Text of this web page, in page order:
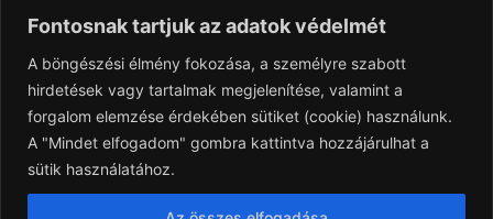
Fontosnak tartjuk az adatok védelmét
A böngészési élmény fokozása, a személyre szabott
hirdetések vagy tartalmak megjelenítése, valamint a
forgalom elemzése érdekében sütiket (cookie) használunk.
A "Mindet elfogadom" gombra kattintva hozzájárulhat a
sütik használatához.